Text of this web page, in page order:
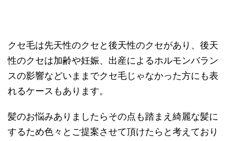
クセ毛は先天性のクセと後天性のクセがあり、後天
性のクセは加齢や妊娠、出産によるホルモンバラン
スの影響などいままでクセ毛じゃなかった方にも表
れるケースもあります。
髪のお悩みありましたらその点も踏まえ綺麗な髪に
するため色々とご提案させて頂けたらと考えており